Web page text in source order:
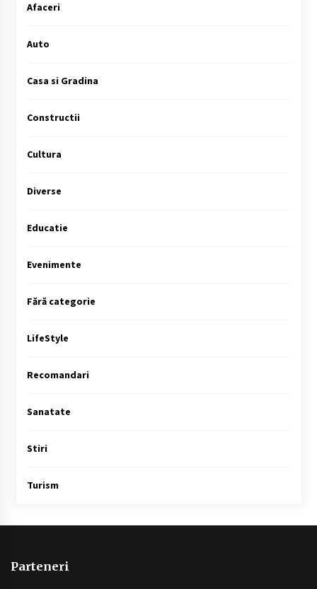
Afaceri
Auto
Casa si Gradina
Constructii
Cultura
Diverse
Educatie
Evenimente
Fără categorie
LifeStyle
Recomandari
Sanatate
Stiri
Turism
Parteneri